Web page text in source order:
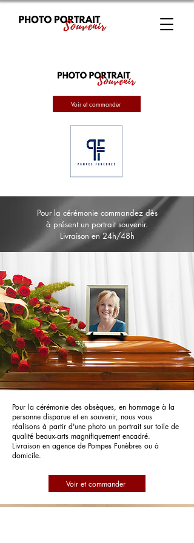
Voir et commander
Pour la cérémonie commandez dès
à présent un portrait souvenir.
Livraison en 24h/48h
Pour la cérémonie des obsèques, en hommage à la
personne disparue et en souvenir, nous vous
réalisons à partir d'une photo un portrait sur toile de
qualité beaux-arts magnifiquement encadré.
Livraison en agence de Pompes Funèbres ou à
domicile.
Voir et commander